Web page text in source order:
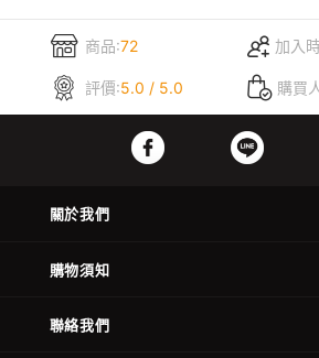
商品:72 加入
評價:5.0 / 5.0 購買
關於我們
購物須知
聯絡我們